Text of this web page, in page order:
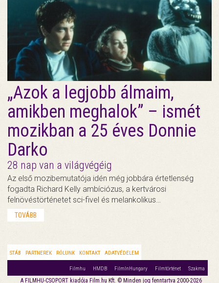
„Azok a legjobb álmaim,
amikben meghalok” – ismét
mozikban a 25 éves Donnie
Darko
28 nap van a világvégéig
Az első mozibemutatója idén még jobbára értetlenség
fogadta Richard Kelly ambíciózus, a kertvárosi
felnövéstörténetet sci-fivel és melankolikus…
TOVÁBB
STÁB PARTNEREK RÓLUNK KONTAKT ADATVÉDELEM
Filmhu HMDB FilmInHungary Filmtörténet Szakma
A FILMHU-CSOPORT kiadója Film.hu Kft. © Minden jog fenntartva 2000-2026